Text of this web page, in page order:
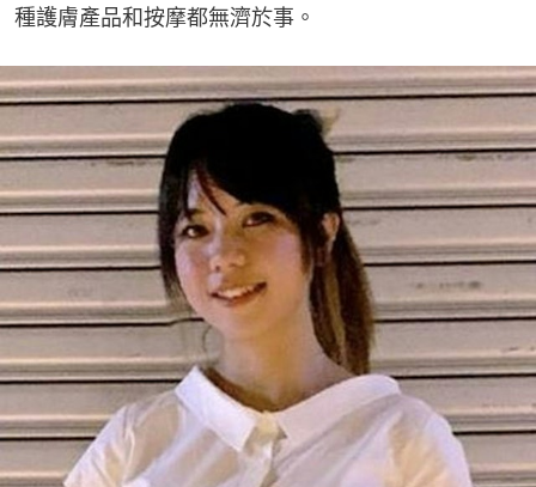
種護膚產品和按摩都無濟於事。